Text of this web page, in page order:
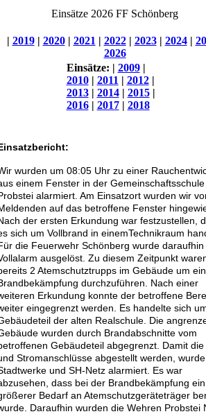
Einsätze 2026 FF Schönberg
| 2019| 2020| 2021 | 2022| 2023| 2024|
2026
Einsätze: | 2009|
2010| 2011 | 2012|
2013| 2014| 2015|
2016| 2017| 2018
wurden um 08:05 Uhr zu einer
einem Fenster in der Gemeinschaftsschule
alarmiert. Am Einsatzort wurden wir
auf das betroffene Fenster
der ersten Erkundung war festzustellen,
sich um Vollbrand in einemTechnikraum
die Feuerwehr Schönberg wurde daraufhin
ausgelöst. Zu diesem Zeitpunkt
2 Atemschutztrupps im Gebäude um
durchzuführen. Nach einer
Erkundung konnte der betroffene
eingegrenzt werden. Es handelte sich
der alten Realschule. Die
wurden durch Brandabschnitte vom
Gebäudeteil abgegrenzt. Damit
Stromanschlüsse abgestellt werden,
und SH-Netz alarmiert. Es war
dass bei der Brandbekämpfung ein
Bedarf an Atemschutzgeräteträger
Daraufhin wurden die Wehren Probstei